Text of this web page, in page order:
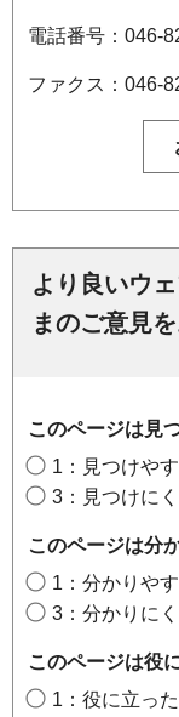
電話番号：046-
ファクス：046-
より良いウ
まのご意見
このページは見
1：見つけや
3：見つけに
このページは分
1：分かりや
3：分かりに
このページは役
1：役に立った